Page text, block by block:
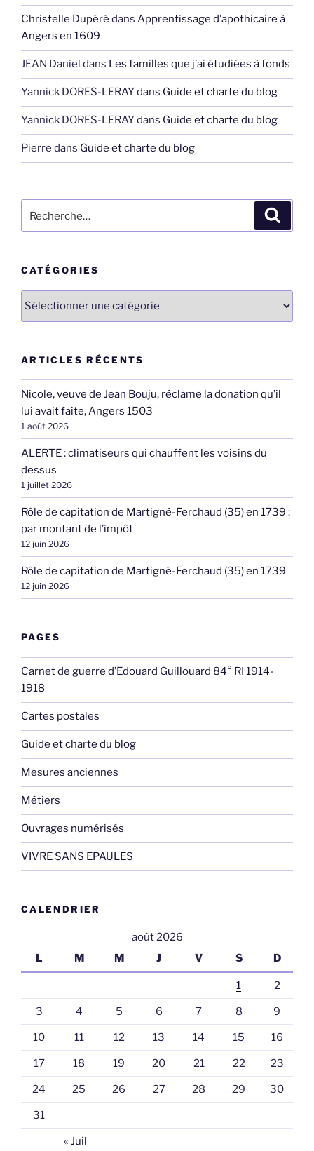
Christelle Dupéré dans Apprentissage d’apothicaire à
Angers en 1609
JEAN Daniel dans Les familles que j’ai étudiées à fonds
Yannick DORES-LERAYdans Guide et charte du blog
Yannick DORES-LERAYdans Guide et charte du blog
Pierre dans Guide et charte du blog
pour
CATÉGORIES
ARTICLES RÉCENTS
Nicole, veuve de Jean Bouju, réclame la donation qu’il
lui avait faite, Angers 1503
1 août 2026
ALERTE : climatiseurs qui chauffent les voisins du
dessus
1 juillet 2026
Rôle de capitation de Martigné-Ferchaud (35) en 1739 :
par montant de l’impôt
12 juin 2026
Rôle de capitation de Martigné-Ferchaud (35) en 1739
12 juin 2026
PAGES
Carnet de guerre d’Edouard Guillouard 84° RI 1914-
1918
Cartes postales
Guide et charte du blog
Mesures anciennes
Métiers
Ouvrages numérisés
VIVRE SANS EPAULES
CALENDRIER
août 2026
L
M M J V S D
1 2
3 4 5 6 7 8 9
10 11 12 13 14 15 16
17 18 19 20 21 22 23
24 25 26 27 28 29 30
31
« Juil